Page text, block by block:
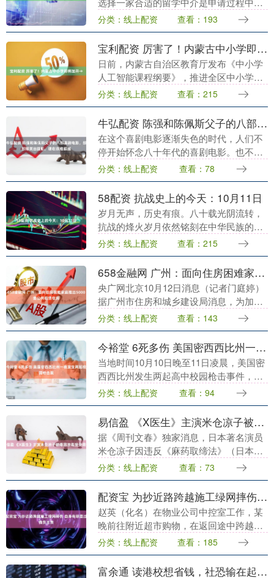
关键一步。重庆作为西部地区的教育重
镇，近年来留学需求持续增长，尤其是英
国方向申请竞争激烈....
分类：线上配资 查看：193
宝利配资 厉害了！内蒙古中小学即将加开→
日前，内蒙古自治区教育厅发布《中小学
人工智能课程纲要》，推进全区中小学人
工智能课程体系建设系统化、规范化。 人
工智能作为引领未来的战略性技术，已成
为重塑教育形态....
分类：线上配资 查看：215
牛弘配资 陈强和陈佩斯父子的八部喜剧电影，部部爆笑出腹肌，现在很难超越
在这个喜剧电影逐渐失色的时代，人们不
停开始怀念八十年代的喜剧电影。也不得
不提陈强和陈佩斯父子是80年代当之无愧
的喜剧之王。毫不夸张地说，这爷俩主的
演的电影成就了....
分类：线上配资 查看：78
58配资 抗战史上的今天：10月11日
岁月无声，历史有痕。八十载光阴流转，
抗战的烽火岁月依然铭刻在中华民族的记
忆深处。为纪念中国人民抗日战争暨世界
反法西斯战争胜利80周年，观察者网特别
推出“抗战史上....
分类：线上配资 查看：215
658金融网 广州：面向住房困难家庭推出5000套公共租赁住房
央广网北京10月12日消息（记者门庭婷）
据广州市住房和城乡建设局消息，为加大
保障性住房建设和供给，加强兜底性民生
保障，广州市今年面向户籍中等偏下收入
住房困难家庭....
分类：线上配资 查看：143
今裕堂 6死多伤 美国密西西比州一夜发生两起校园枪击案
当地时间10月10日晚至11日凌晨，美国密
西西比州发生两起高中校园枪击事件，造
成至少6人死亡、多人受伤。 10日晚，密
西西比州东部的海德堡镇发生一起枪击事
件，2....
分类：线上配资 查看：94
易信盈 《X医生》主演米仓凉子被爆因涉毒接受调查
据《周刊文春》独家消息，日本著名演员
米仓凉子因违反《麻药取缔法》（日本管
制毒品滥用与非法交易的法律），正在接
受厚生劳动省下属的麻药取缔部门的正式
调查。她本人和经....
分类：线上配资 查看：73
配资宝 为抄近路跨越施工绿网摔伤 自身有明显过错负主责
赵英（化名）在物业公司中控室工作，某
晚前往附近超市购物，在返回途中跨越工
程绿网时摔倒受伤。赵英将施工方及发包
方、承包方公司诉至法院，要求共同赔偿
医疗费、伤残赔偿....
分类：线上配资 查看：185
富余通 读港校想省钱，社恐输在起跑线